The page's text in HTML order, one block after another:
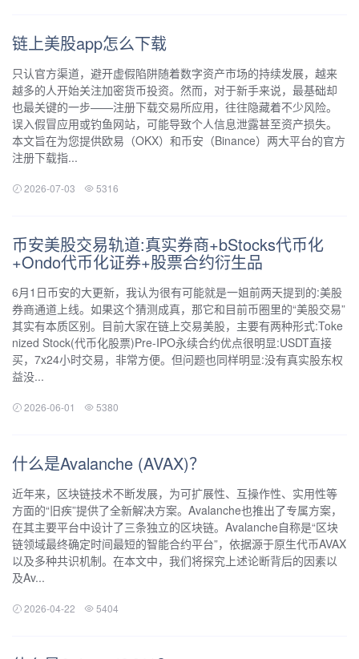
链上美股app怎么下载
只认官方渠道，避开虚假陷阱随着数字资产市场的持续发展，越来
越多的人开始关注加密货币投资。然而，对于新手来说，最基础却
也最关键的一步——注册下载交易所应用，往往隐藏着不少风险。
误入假冒应用或钓鱼网站，可能导致个人信息泄露甚至资产损失。
本文旨在为您提供欧易（OKX）和币安（Binance）两大平台的官方
注册下载指...
2026-07-03 5316
币安美股交易轨道:真实券商+bStocks代币化
+Ondo代币化证券+股票合约衍生品
6月1日币安的大更新，我认为很有可能就是一姐前两天提到的:美股
券商通道上线。如果这个猜测成真，那它和目前币圈里的“美股交易”
其实有本质区别。目前大家在链上交易美股，主要有两种形式:Toke
nized Stock(代币化股票)Pre-IPO永续合约优点很明显:USDT直接
买，7x24小时交易，非常方便。但问题也同样明显:没有真实股东权
益没...
2026-06-01 5380
什么是Avalanche (AVAX)？
近年来，区块链技术不断发展，为可扩展性、互操作性、实用性等
方面的“旧疾”提供了全新解决方案。Avalanche也推出了专属方案，
在其主要平台中设计了三条独立的区块链。Avalanche自称是“区块
链领域最终确定时间最短的智能合约平台”，依据源于原生代币AVAX
以及多种共识机制。在本文中，我们将探究上述论断背后的因素以
及Av...
2026-04-22 5404